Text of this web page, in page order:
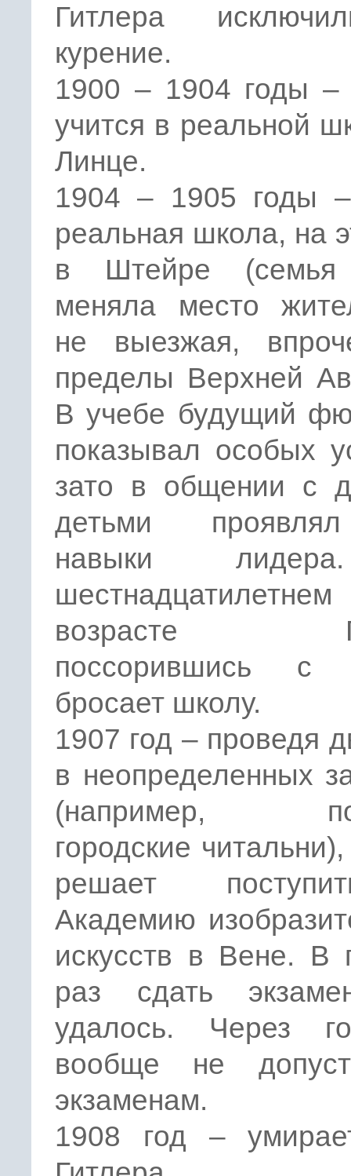
Гитлера
курение.
1900 – 1904 годы –
учится в реальной
Линце.
1904 – 1905 годы
реальная школа, на
в Штейре (семья
меняла место
не выезжая,
пределы Верхней
В учебе будущий
показывал особых
зато в общении с
детьми
навыки
шестнадцатилетнем
возрасте
поссорившись с
бросает школу.
1907 год – проведя
в неопределенных
(например,
городские
решает
Академию
искусств в Вене. В
раз сдать
удалось. Через
вообще не
экзаменам.
1908 год –